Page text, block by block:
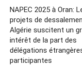
NAPEC 2025 à Oran:
projets de
Algérie suscitent un
intérêt de la part des
délégations
participantes